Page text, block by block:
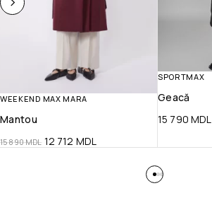
WEEKEND MAX MARA
Mantou
15 890MDL 12 712 MDL
SPORTMAX
Geacă
15 790 MDL